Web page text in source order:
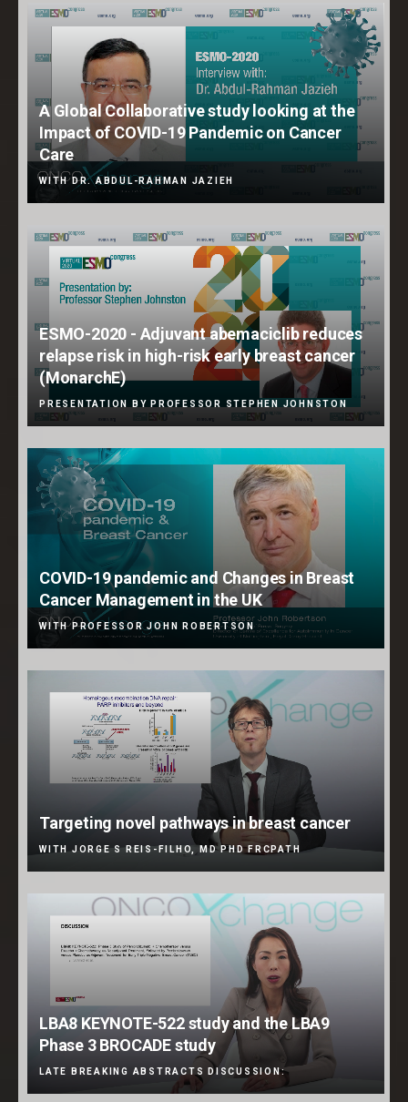
A Global Collaborative study looking at the
Impact of COVID-19 Pandemic on Cancer
Care
WITH DR. ABDUL-RAHMAN JAZIEH
ESMO-2020 - Adjuvant abemaciclib reduces
relapse risk in high-risk early breast cancer
(MonarchE)
PRESENTATION BY PROFESSOR STEPHEN JOHNSTON
COVID-19 pandemic and Changes in Breast
Cancer Management in the UK
WITH PROFESSOR JOHN ROBERTSON
Targeting novel pathways in breast cancer
WITH JORGE S REIS-FILHO, MD PHD FRCPATH
LBA8 KEYNOTE-522 study and the LBA9
Phase 3 BROCADE study
LATE BREAKING ABSTRACTS DISCUSSION: